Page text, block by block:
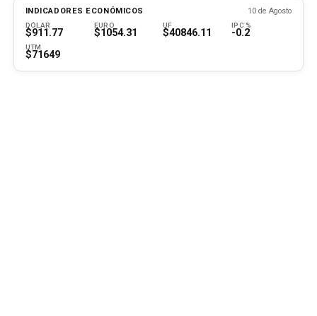
INDICADORES ECONÓMICOS 10 de Agosto
DÓLAR
$911.77
EURO
$1054.31
UF
$40846.11
IPC %
-0.2
UTM
$71649